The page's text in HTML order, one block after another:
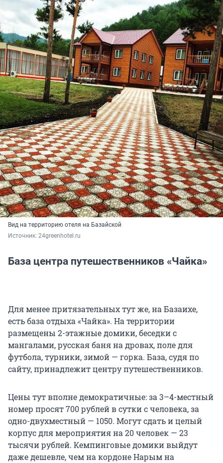
Вид на территорию отеля на Базайской
Источник: 24greenhotel.ru
База центра путешественников «Чайка»
Для менее притязательных тут же, на Базаихе,
есть база отдыха «Чайка». На территории
размещены 2-этажные домики, беседки с
мангалами, русская баня на дровах, поле для
футбола, турники, зимой — горка. База, судя по
сайту, принадлежит центру путешественников.
Цены тут вполне демократичные: за 3–4-местный
номер просят 700 рублей в сутки с человека, за
одно-двухместный — 1050. Могут сдать и целый
корпус для мероприятия на 20 человек — 23
тысячи рублей. Кемпинговые домики выйдут
даже дешевле, чем на кордоне Нарым на